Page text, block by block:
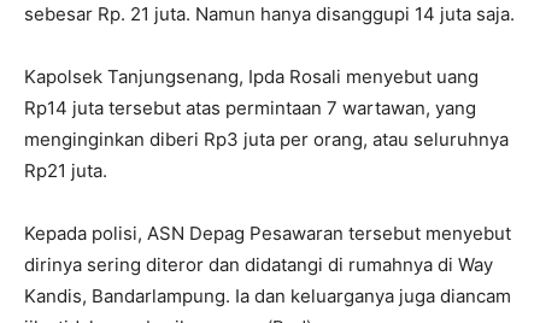
sebesar Rp. 21 juta. Namun hanya disanggupi 14 juta saja.
Kapolsek Tanjungsenang, Ipda Rosali menyebut uang
Rp14 juta tersebut atas permintaan 7 wartawan, yang
menginginkan diberi Rp3 juta per orang, atau seluruhnya
Rp21 juta.
Kepada polisi, ASN Depag Pesawaran tersebut menyebut
dirinya sering diteror dan didatangi di rumahnya di Way
Kandis, Bandarlampung. Ia dan keluarganya juga diancam